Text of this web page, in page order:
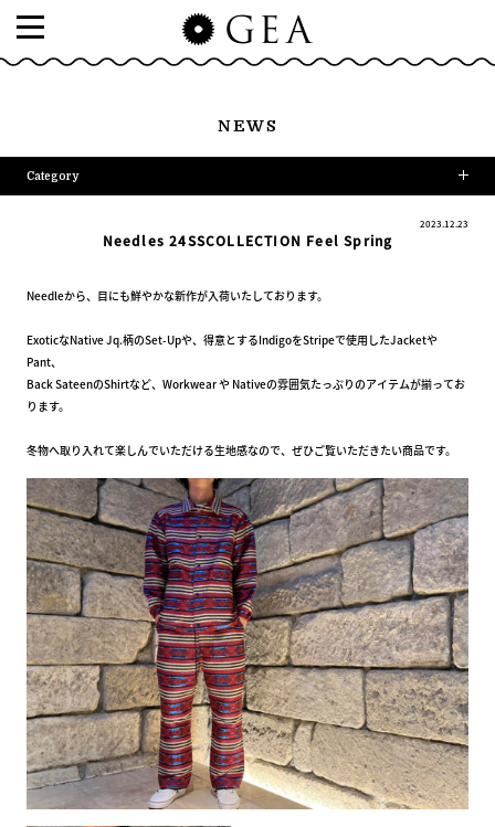
NEWS
Category
2023.12.23
Needles 24SSCOLLECTION Feel Spring
Needleから、目にも鮮やかな新作が入荷いたしております。
ExoticなNative Jq.柄のSet-Upや、得意とするIndigoをStripeで使用したJacketや
Pant、
Back SateenのShirtなど、Workwear や Nativeの雰囲気たっぷりのアイテムが揃ってお
ります。
冬物へ取り入れて楽しんでいただける生地感なので、ぜひご覧いただきたい商品です。